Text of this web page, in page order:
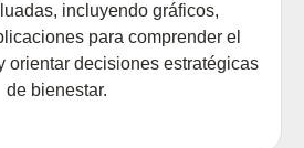
incluyendo gráficos,
para comprender el
orientar decisiones estratégicas
de bienestar.